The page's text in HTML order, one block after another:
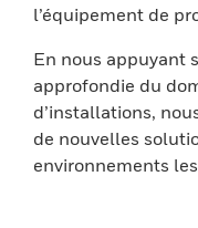
l’équipement de
En nous appuyant
approfondie du
d’installations,
de nouvelles
environnements